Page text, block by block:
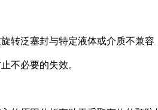
转泛塞封与特定液体或介质不兼
不必要的失效。